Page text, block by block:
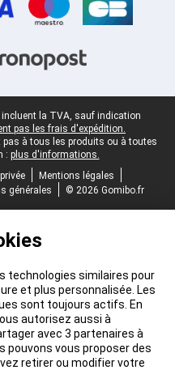
incluent la TVA, sauf indication
pas les frais d'expédition.
à tous les produits ou à toutes
: plus d'informations.
Mentions légales
générales © 2026 Gomibo.fr
technologies similaires pour
et plus personnalisée. Les
sont toujours actifs. En
autorisez aussi à
avec 3 partenaires à
pouvons vous proposer des
retirer ou modifier votre